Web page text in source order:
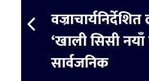
‘खाली सिसी
सार्वजनिक